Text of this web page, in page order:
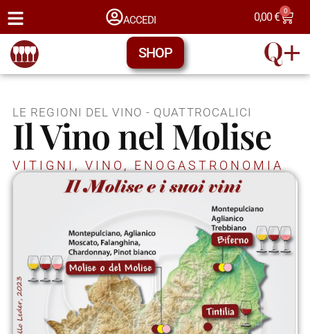
ACCEDI 0,00€ 0
SHOP
LE REGIONI DEL VINO - QUATTROCALICI
Il Vino nel Molise
VITIGNI, VINO, ENOGASTRONOMIA